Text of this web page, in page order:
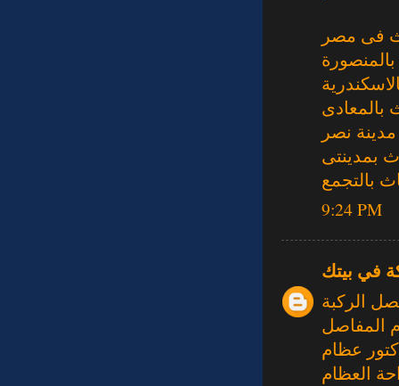
فى مصر
بالمعادى
نصر
بمدينتى
بالتجمع
9:24 PM
في بيتك
الركبة
المفاصل
عظام
العظام